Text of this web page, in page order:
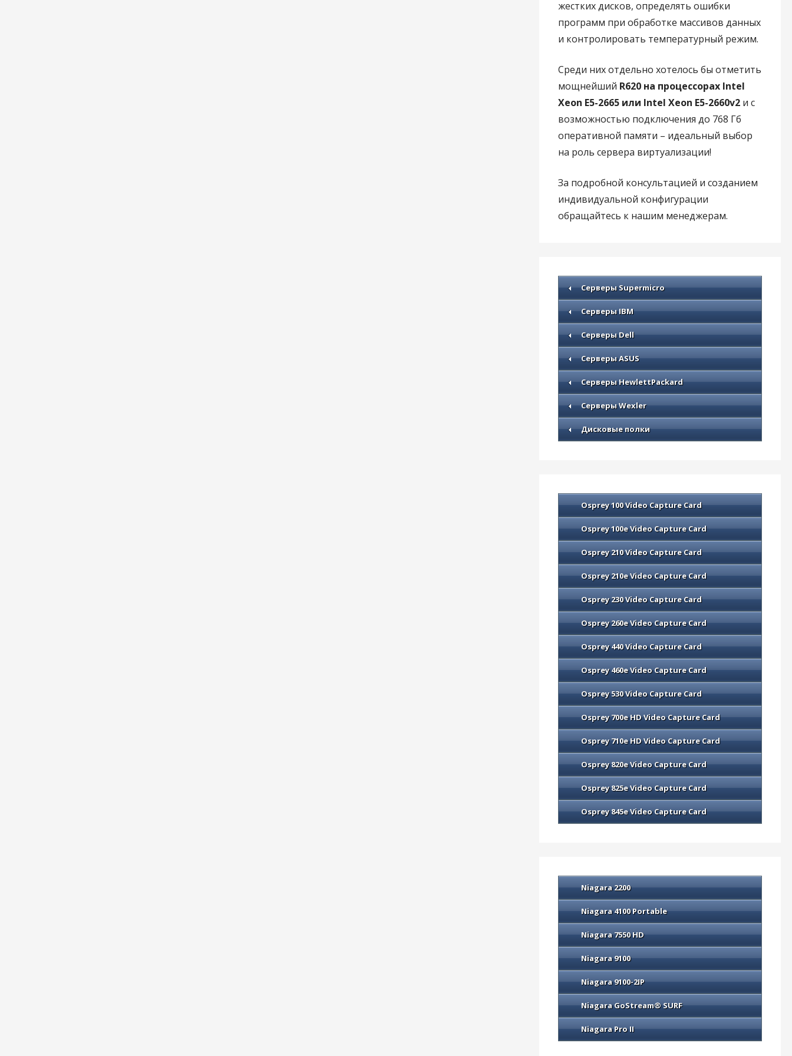
жестких дисков, определять ошибки
программ при обработке массивов данных
и контролировать температурный режим.
Среди них отдельно хотелось бы отметить
мощнейший R620 на процессорах Intel
Xeon E5-2665 или Intel Xeon E5-2660v2и с
возможностью подключения до 768 Гб
оперативной памяти – идеальный выбор
на роль сервера виртуализации!
За подробной консультацией и созданием
индивидуальной конфигурации
обращайтесь к нашим менеджерам.
Серверы Supermicro
Серверы IBM
Серверы Dell
Серверы ASUS
Серверы HewlettPackard
Серверы Wexler
Дисковые полки
Osprey 100 Video Capture Card
Osprey 100e Video Capture Card
Osprey 210 Video Capture Card
Osprey 210e Video Capture Card
Osprey 230 Video Capture Card
Osprey 260e Video Capture Card
Osprey 440 Video Capture Card
Osprey 460e Video Capture Card
Osprey 530 Video Capture Card
Osprey 700e HD Video Capture Card
Osprey 710e HD Video Capture Card
Osprey 820e Video Capture Card
Osprey 825e Video Capture Card
Osprey 845e Video Capture Card
Niagara 2200
Niagara 4100 Portable
Niagara 7550 HD
Niagara 9100
Niagara 9100-2IP
Niagara GoStream® SURF
Niagara Pro II